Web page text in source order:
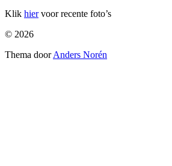
Klik hiervoor recente foto’s
© 2026
Thema doorAnders Norén